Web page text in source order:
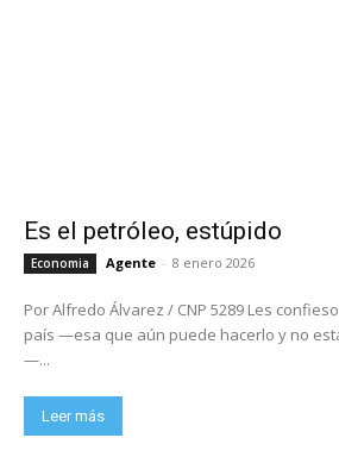
Es el petróleo, estúpido
Economia Agente - 8 enero 2026
Por Alfredo Álvarez / CNP 5289 Les
país —esa que aún puede hacerlo y no
—...
Leer más